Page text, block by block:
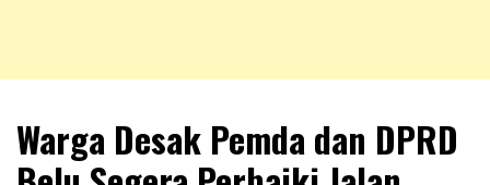
NKRIPOST
Warga Desak Pemda dan DPRD